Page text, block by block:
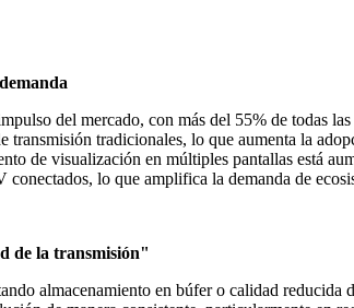
del mercado, con más del 55% de todas
tradicionales, lo que aumenta la
de visualización en múltiples pantallas está
lo que amplifica la demanda de
de la transmisión"
almacenamiento en búfer o calidad